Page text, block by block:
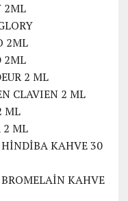
2ML
2ML
2ML
2 ML
CLAVIEN 2 ML
ML
2 ML
KAHVE 30
KAHVE